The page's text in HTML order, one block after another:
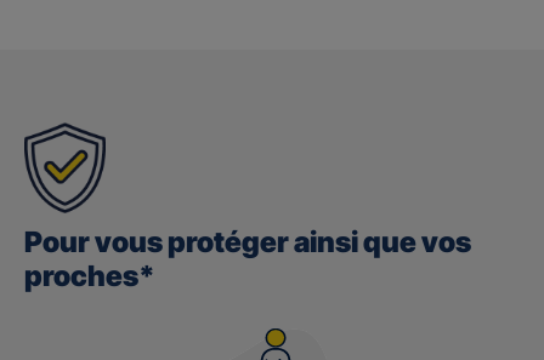
Pour vous protéger ainsi que vos
proches*